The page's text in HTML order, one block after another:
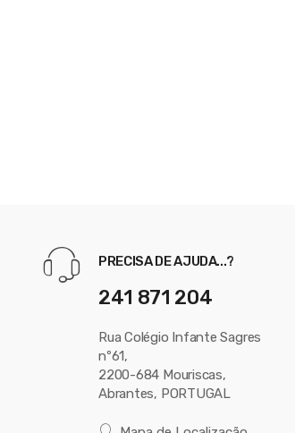
PRECISA DE AJUDA...?
241 871 204
Rua Colégio Infante Sagres
nº61,
2200-684 Mouriscas,
Abrantes, PORTUGAL